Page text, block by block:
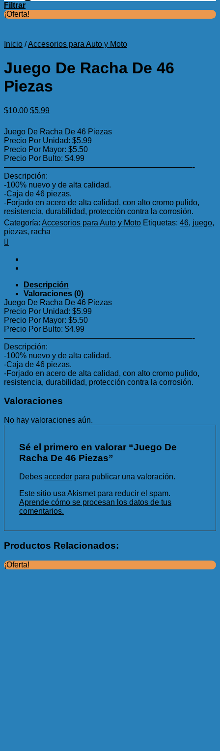
Filtrar
¡Oferta!
Inicio /Accesorios para Auto y Moto
Juego De Racha De 46
Piezas
$10.00 El
original
era:
$10.00.
$5.99
actual
es:
$5.99.
Juego De Racha De 46 Piezas
Precio Por Unidad: $5.99
Precio Por Mayor: $5.50
Precio Por Bulto: $4.99
————————————————————————-
Descripción:
-100% nuevo y de alta calidad.
-Caja de 46 piezas.
-Forjado en acero de alta calidad, con alto cromo pulido,
resistencia, durabilidad, protección contra la corrosión.
Categoría: Accesorios para Auto y Moto Etiquetas: 46, juego,
piezas, racha
Descripción
Valoraciones (0)
Juego De Racha De 46 Piezas
Precio Por Unidad: $5.99
Precio Por Mayor: $5.50
Precio Por Bulto: $4.99
————————————————————————-
Descripción:
-100% nuevo y de alta calidad.
-Caja de 46 piezas.
-Forjado en acero de alta calidad, con alto cromo pulido,
resistencia, durabilidad, protección contra la corrosión.
Valoraciones
No hay valoraciones aún.
Sé el primero en valorar “Juego De
Racha De 46 Piezas”
Debes acceder para publicar una valoración.
Este sitio usa Akismet para reducir el spam.
Aprende cómo se procesan los datos de tus
comentarios.
Productos Relacionados:
¡Oferta!